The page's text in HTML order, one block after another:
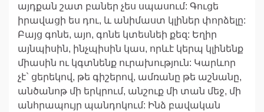
այդքան շատ բաներ չես սպասում: Գուցե
իրավացի ես դու, և անիմաստ կլիներ փորձելը:
Բայց գոնե, այո, գոնե կտեսնեի քեզ: Եղիր
այնպիսին, ինչպիսին կաս, որևէ կերպ կլինենք
միասին ու կգտնենք ուրախություն: Կարևոր
չէ` ցերեկով, թե գիշերով, ամռանը թե աշնանը,
անծանոթ մի երկրում, անշուք մի տան մեջ, մի
անհրապույր պանդոկում: Ինձ բավական